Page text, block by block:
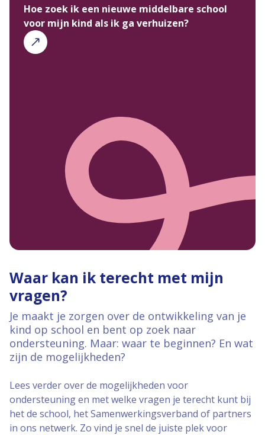
Hoe zoek ik een nieuwe middelbare school
voor mijn kind als ik ga verhuizen?
Waar kan ik terecht met mijn
vragen?
Je maakt je zorgen over de ontwikkeling van je
kind op school en bent op zoek naar
ondersteuning. Maar: waar te beginnen? En wat
zijn de mogelijkheden?
Lees verder over de mogelijkheden voor
ondersteuning en met welke vragen je terecht kunt bij
het de school, het Samenwerkingsverband of partners
in ons netwerk. Zo vind je snel de juiste plek voor